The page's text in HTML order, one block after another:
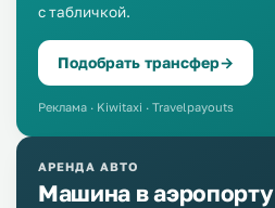
с табличкой.
Подобрать трансфер→
Реклама · Kiwitaxi · Travelpayouts
АРЕНДА АВТО
Машина в аэропорту